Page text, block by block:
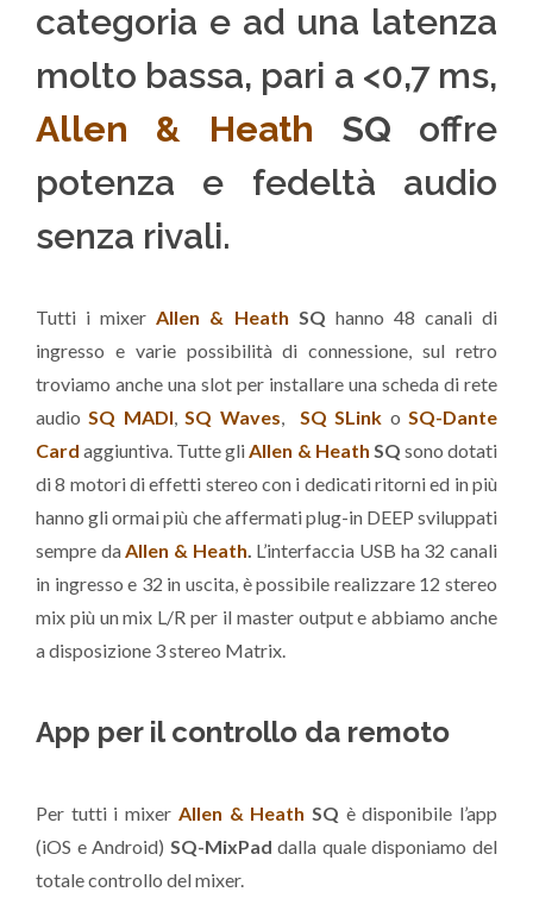
categoria e ad una latenza
molto bassa, pari a <0,7 ms,
Allen & Heath SQ offre
potenza e fedeltà audio
senza rivali.
Tutti i mixerAllen & Heath SQ hanno 48 canali di
ingresso e varie possibilità di connessione, sul retro
troviamo anche una slot per installare una scheda di rete
audioSQ MADI,SQ Waves, SQ SLink oSQ-Dante
Card aggiuntiva. Tutte gliAllen & Heath SQ sono dotati
di 8 motori di effetti stereo con i dedicati ritorni ed in più
hanno gli ormai più che affermati plug-in DEEP sviluppati
sempre daAllen & Heath. L’interfaccia USB ha 32 canali
in ingresso e 32 in uscita, è possibile realizzare 12 stereo
mix più un mix L/R per il master output e abbiamo anche
a disposizione 3 stereo Matrix.
App per il controllo da remoto
Per tutti i mixer Allen & Heath SQ è disponibile l’app
(iOS e Android) SQ-MixPad dalla quale disponiamo del
totale controllo del mixer.